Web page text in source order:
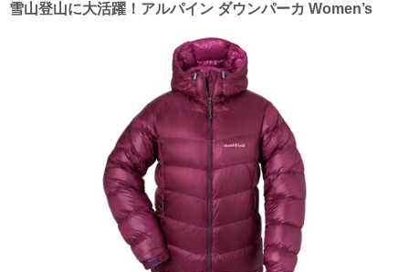
雪山登山に大活躍！アルパイン ダウンパーカ Women’s